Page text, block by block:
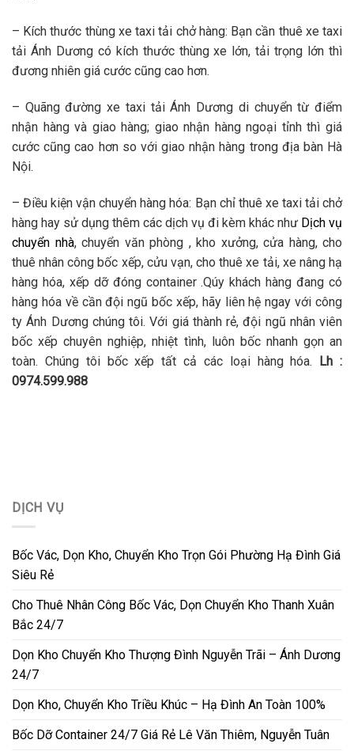
– Kích thước thùng xe taxi tải chở hàng: Bạn cần thuê xe taxi
tải Ánh Dương có kích thước thùng xe lớn, tải trọng lớn thì
đương nhiên giá cước cũng cao hơn.
– Quãng đường xe taxi tải Ánh Dương di chuyển từ điểm
nhận hàng và giao hàng; giao nhận hàng ngoại tỉnh thì giá
cước cũng cao hơn so với giao nhận hàng trong địa bàn Hà
Nội.
– Điều kiện vận chuyển hàng hóa: Bạn chỉ thuê xe taxi tải chở
hàng hay sử dụng thêm các dịch vụ đi kèm khác như Dịch vụ
chuyển nhà, chuyển văn phòng , kho xưởng, cửa hàng, cho
thuê nhân công bốc xếp, cửu vạn, cho thuê xe tải, xe nâng hạ
hàng hóa, xếp dỡ đóng container .Qúy khách hàng đang có
hàng hóa về cần đội ngũ bốc xếp, hãy liên hệ ngay với công
ty Ánh Dương chúng tôi. Với giá thành rẻ, đội ngũ nhân viên
bốc xếp chuyên nghiệp, nhiệt tình, luôn bốc nhanh gọn an
toàn. Chúng tôi bốc xếp tất cả các loại hàng hóa. Lh :
0974.599.988
DỊCH VỤ
Bốc Vác, Dọn Kho, Chuyển Kho Trọn Gói Phường Hạ Đình Giá
Siêu Rẻ
Cho Thuê Nhân Công Bốc Vác, Dọn Chuyển Kho Thanh Xuân
Bắc 24/7
Dọn Kho Chuyển Kho Thượng Đình Nguyễn Trãi – Ánh Dương
24/7
Dọn Kho, Chuyển Kho Triều Khúc – Hạ Đình An Toàn 100%
Bốc Dỡ Container 24/7 Giá Rẻ Lê Văn Thiêm, Nguyễn Tuân